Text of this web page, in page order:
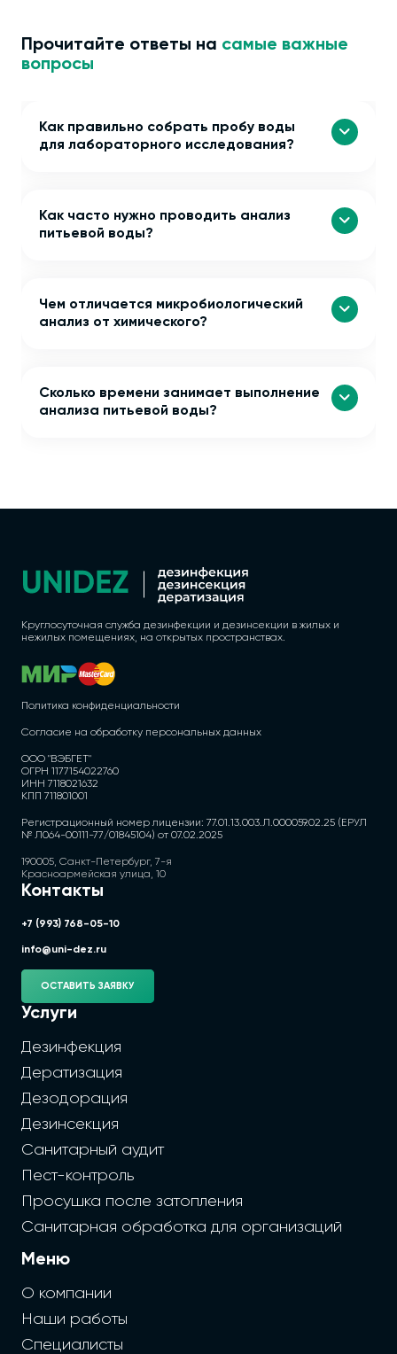
Прочитайте ответы на самые важные
вопросы
Как правильно собрать пробу воды
для лабораторного исследования?
Как часто нужно проводить анализ
питьевой воды?
Чем отличается микробиологический
анализ от химического?
Сколько времени занимает выполнение
анализа питьевой воды?
Круглосуточная служба дезинфекции и дезинсекции в жилых и
нежилых помещениях, на открытых пространствах.
Политика конфиденциальности
Согласие на обработку персональных данных
ООО "ВЭБГЕТ"
ОГРН 1177154022760
ИНН 7118021632
КПП 711801001
Регистрационный номер лицензии: 77.01.13.003.Л.000059.02.25 (ЕРУЛ
№ Л064-00111-77/01845104) от 07.02.2025
190005, Санкт-Петербург, 7-я
Красноармейская улица, 10
Контакты
+7 (993) 768-05-10
info@uni-dez.ru
ОСТАВИТЬ ЗАЯВКУ
Услуги
Дезинфекция
Дератизация
Дезодорация
Дезинсекция
Санитарный аудит
Пест-контроль
Просушка после затопления
Санитарная обработка для организаций
Меню
О компании
Наши работы
Специалисты